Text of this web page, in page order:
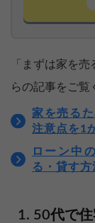
「まずは家を
らの記事をご覧
家を売る
注意点を1
ローン中
る・貸す
50代で